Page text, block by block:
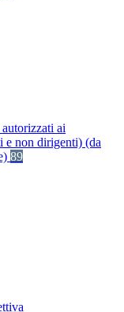
ai
e non dirigenti) (da
89